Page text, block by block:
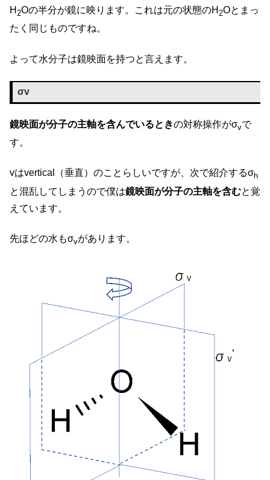
H 2Oの半分が鏡に映ります。これは元の状態のH 2Oとまっ
たく同じものですね。
よって水分子は鏡映面を持つと言えます。
σv
鏡映面が分子の主軸を含んでいるときの対称操作がσvで
す。
vはvertical（垂直）のことらしいですが、次で紹介するσh
と混乱してしまうので僕は鏡映面が分子の主軸を含むと覚
えています。
先ほどの水もσvがあります。